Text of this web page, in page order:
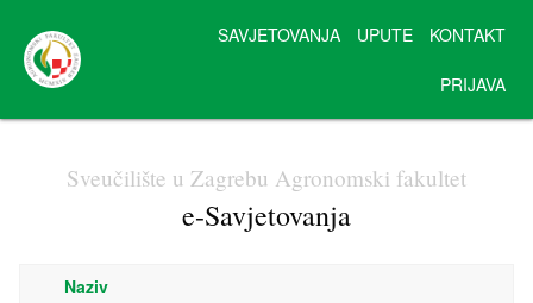
SAVJETOVANJA UPUTE KONTAKT
PRIJAVA
Sveučilište u Zagrebu Agronomski fakultet
e-Savjetovanja
Naziv